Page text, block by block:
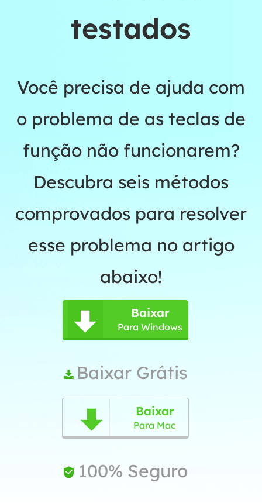
testados
Você precisa de ajuda com
o problema de as teclas de
função não funcionarem?
Descubra seis métodos
comprovados para resolver
esse problema no artigo
abaixo!
 Baixar
Para Windows
 Baixar Grátis
 Baixar
Para Mac
 100% Seguro